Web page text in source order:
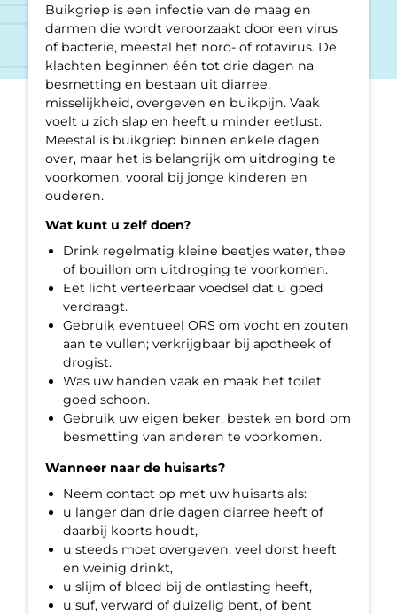
Buikgriep is een infectie van de maag en
darmen die wordt veroorzaakt door een virus
of bacterie, meestal het noro- of rotavirus. De
klachten beginnen één tot drie dagen na
besmetting en bestaan uit diarree,
misselijkheid, overgeven en buikpijn. Vaak
voelt u zich slap en heeft u minder eetlust.
Meestal is buikgriep binnen enkele dagen
over, maar het is belangrijk om uitdroging te
voorkomen, vooral bij jonge kinderen en
ouderen.
Wat kunt u zelf doen?
Drink regelmatig kleine beetjes water, thee
of bouillon om uitdroging te voorkomen.
Eet licht verteerbaar voedsel dat u goed
verdraagt.
Gebruik eventueel ORS om vocht en zouten
aan te vullen; verkrijgbaar bij apotheek of
drogist.
Was uw handen vaak en maak het toilet
goed schoon.
Gebruik uw eigen beker, bestek en bord om
besmetting van anderen te voorkomen.
Wanneer naar de huisarts?
Neem contact op met uw huisarts als:
u langer dan drie dagen diarree heeft of
daarbij koorts houdt,
u steeds moet overgeven, veel dorst heeft
en weinig drinkt,
u slijm of bloed bij de ontlasting heeft,
u suf, verward of duizelig bent, of bent